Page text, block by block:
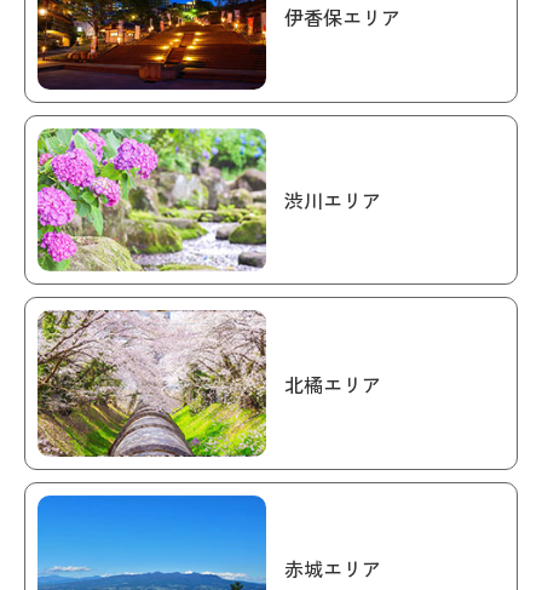
伊香保エリア
渋川エリア
北橘エリア
赤城エリア